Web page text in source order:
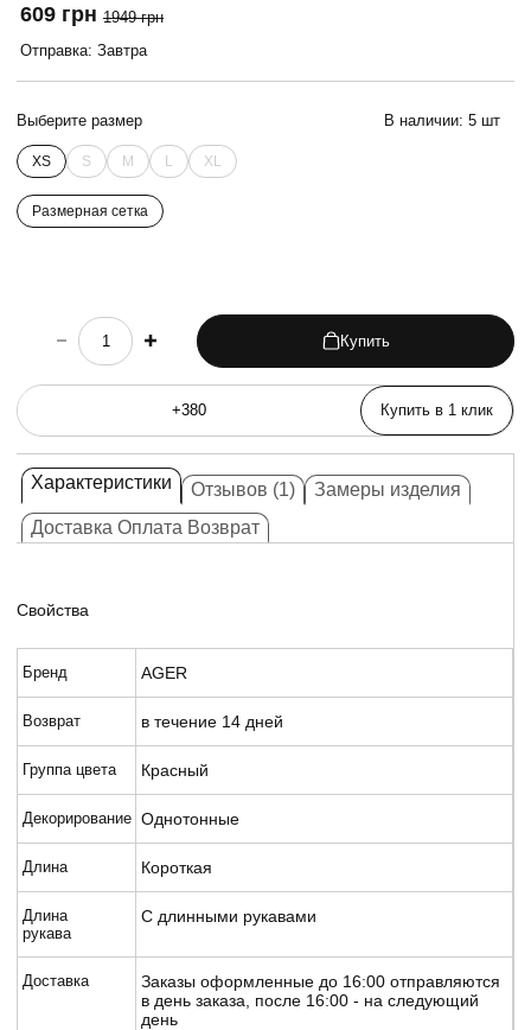
609 грн 1949 грн
Отправка: Завтра
Выберите размер В наличии: 5 шт
XS S M L XL
Размерная сетка
choose quantity Купить
Купить в 1 клик
Характеристики Отзывов (1)
Замеры изделия
Доставка Оплата Возврат
Свойства
Бренд AGER
Возврат в течение 14 дней
Группа цвета Красный
Декорирование Однотонные
Длина Короткая
Длина
рукава
С длинными рукавами
Доставка
Заказы оформленные до 16:00 отправляются
в день заказа, после 16:00 - на следующий
день